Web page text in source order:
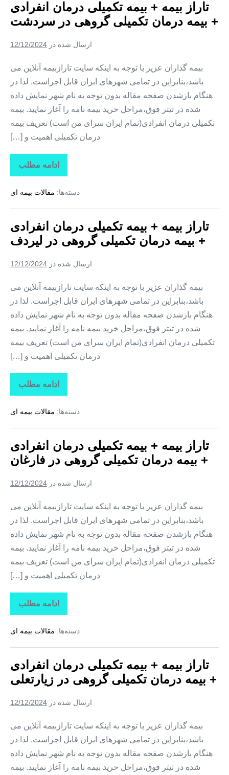
+
بیمه
درمان
تکمیلی
در
تاراز بیمه + بیمه تکمیلی درمان انفرادی
+ بیمه درمان تکمیلی گروهی در سردشت
ارسال شده در 12/12/2024
بیمه گذاران عزیز با توجه به اینکه سایت تارازبیمه آنلاین می
باشد،بنابراین در تمامی شهرهای ایران قابل اجراست. لذا در
هنگام بازشدن صفحه مقاله بدون توجه به نام شهر نمایش داده
شده در تیتر فوق،مراحل خرید بیمه نامه را آغاز نمایید. بیمه
تکمیلی درمان انفرادی(تمام ایران سرای من است) تعریف بیمه
درمان تکمیلی اهمیت و […]
ادامه مطلب
تاراز
بیمه
بیمه
درمان
+
بیمه
درمان
تکمیلی
در
دسته‌ها: مقالات بیمه ای
تاراز بیمه + بیمه تکمیلی درمان انفرادی
+ بیمه درمان تکمیلی گروهی در لیردف
ارسال شده در 12/12/2024
بیمه گذاران عزیز با توجه به اینکه سایت تارازبیمه آنلاین می
باشد،بنابراین در تمامی شهرهای ایران قابل اجراست. لذا در
هنگام بازشدن صفحه مقاله بدون توجه به نام شهر نمایش داده
شده در تیتر فوق،مراحل خرید بیمه نامه را آغاز نمایید. بیمه
تکمیلی درمان انفرادی(تمام ایران سرای من است) تعریف بیمه
درمان تکمیلی اهمیت و […]
ادامه مطلب
تاراز
بیمه
بیمه
درمان
+
بیمه
درمان
تکمیلی
در
دسته‌ها: مقالات بیمه ای
تاراز بیمه + بیمه تکمیلی درمان انفرادی
+ بیمه درمان تکمیلی گروهی در فارغان
ارسال شده در 12/12/2024
بیمه گذاران عزیز با توجه به اینکه سایت تارازبیمه آنلاین می
باشد،بنابراین در تمامی شهرهای ایران قابل اجراست. لذا در
هنگام بازشدن صفحه مقاله بدون توجه به نام شهر نمایش داده
شده در تیتر فوق،مراحل خرید بیمه نامه را آغاز نمایید. بیمه
تکمیلی درمان انفرادی(تمام ایران سرای من است) تعریف بیمه
درمان تکمیلی اهمیت و […]
ادامه مطلب
تاراز
بیمه
بیمه
درمان
+
بیمه
درمان
تکمیلی
در
دسته‌ها: مقالات بیمه ای
تاراز بیمه + بیمه تکمیلی درمان انفرادی
+ بیمه درمان تکمیلی گروهی در زیارتعلی
ارسال شده در 12/12/2024
بیمه گذاران عزیز با توجه به اینکه سایت تارازبیمه آنلاین می
باشد،بنابراین در تمامی شهرهای ایران قابل اجراست. لذا در
هنگام بازشدن صفحه مقاله بدون توجه به نام شهر نمایش داده
شده در تیتر فوق،مراحل خرید بیمه نامه را آغاز نمایید. بیمه